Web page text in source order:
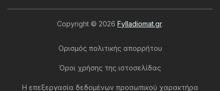
Copyright © 2026 Fylladiomat.gr.
Ορισμός πολιτικής απορρήτου
Όροι χρήσης της ιστοσελίδας
Η επεξεργασία δεδομένων προσωπικού χαρακτήρα